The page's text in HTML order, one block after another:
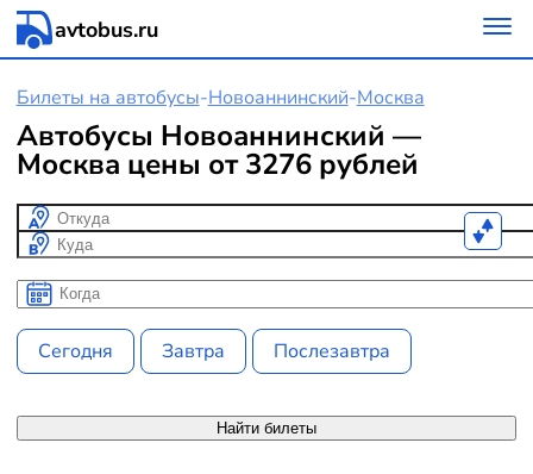
avtobus.ru
Билеты на автобусы-Новоаннинский-Москва
Автобусы Новоаннинский —
Москва цены от 3276 рублей
Откуда
Куда
Когда
Когда
Сегодня Завтра Послезавтра
Найти билеты